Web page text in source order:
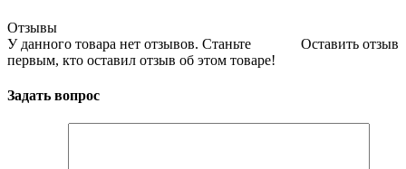
Отзывы
Оставить отзыв
У данного товара нет отзывов. Станьте
первым, кто оставил отзыв об этом товаре!
Задать вопрос